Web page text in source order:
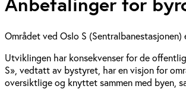
Området ved Oslo S
Utviklingen har konsekvenser for de
S», vedtatt av bystyret, har en visjon for
oversiktlige og knyttet sammen med byen,